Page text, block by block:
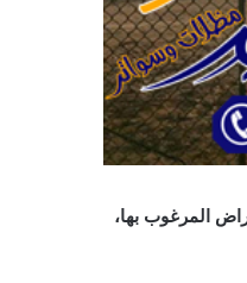
المرغوب بها،